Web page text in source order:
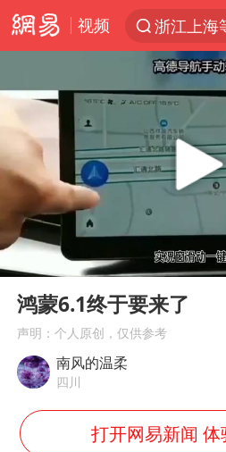
视频
浙江上海
光影经济
《欢迎来
杭州全市
直击东北
永和豆浆
香港宏福
白海豚
Play
00:00
鸿蒙6.1终于要来了
声明：个人原创，仅供参考
南风的温柔
四川
打开网易新闻